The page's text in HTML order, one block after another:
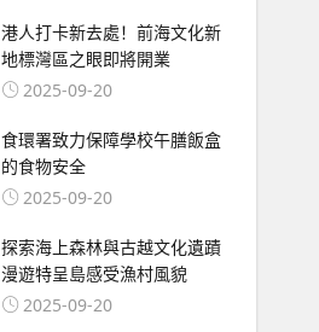
港人打卡新去處！前海文化新
地標灣區之眼即將開業
2025-09-20
食環署致力保障學校午膳飯盒
的食物安全
2025-09-20
探索海上森林與古越文化遺蹟
漫遊特呈島感受漁村風貌
2025-09-20